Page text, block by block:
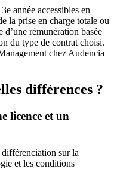
année accessibles en
la prise en charge totale ou
rémunération basée
du type de contrat choisi.
différences ?
licence et un
sur la
et les conditions